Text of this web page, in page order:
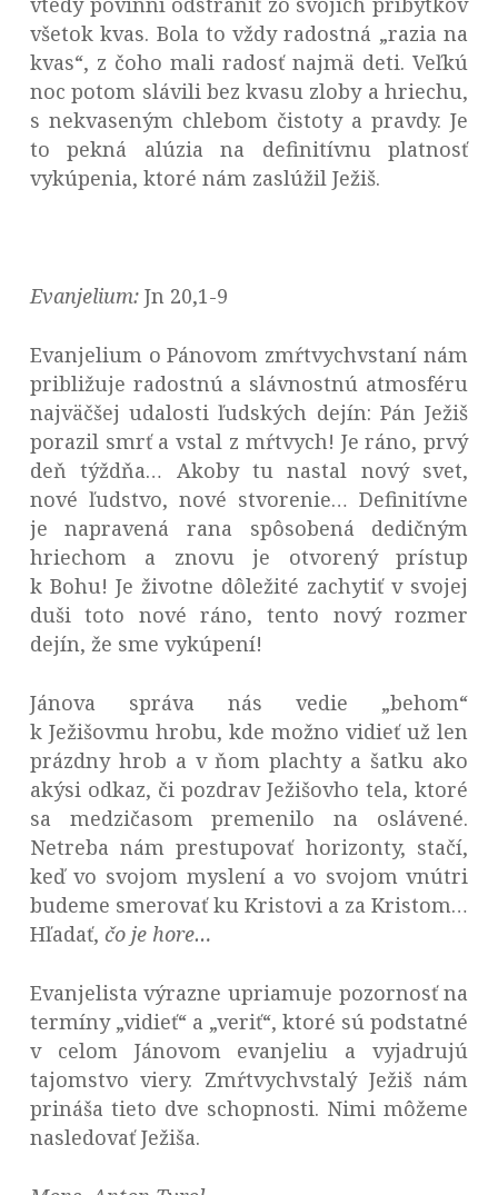
všetok kvas. Bola to vždy radostná „razia na
kvas“, z čoho mali radosť najmä deti. Veľkú
noc potom slávili bez kvasu zloby a hriechu,
s nekvaseným chlebom čistoty a pravdy. Je
to pekná alúzia na definitívnu platnosť
vykúpenia, ktoré nám zaslúžil Ježiš.
Evanjelium: Jn 20,1-9
Evanjelium o Pánovom zmŕtvychvstaní nám
približuje radostnú a slávnostnú atmosféru
najväčšej udalosti ľudských dejín: Pán Ježiš
porazil smrť a vstal z mŕtvych! Je ráno, prvý
deň týždňa… Akoby tu nastal nový svet,
nové ľudstvo, nové stvorenie… Definitívne
je napravená rana spôsobená dedičným
hriechom a znovu je otvorený prístup
k Bohu! Je životne dôležité zachytiť v svojej
duši toto nové ráno, tento nový rozmer
dejín, že sme vykúpení!
Jánova správa nás vedie „behom“
k Ježišovmu hrobu, kde možno vidieť už len
prázdny hrob a v ňom plachty a šatku ako
akýsi odkaz, či pozdrav Ježišovho tela, ktoré
sa medzičasom premenilo na oslávené.
Netreba nám prestupovať horizonty, stačí,
keď vo svojom myslení a vo svojom vnútri
budeme smerovať ku Kristovi a za Kristom…
Hľadať, čo je hore…
Evanjelista výrazne upriamuje pozornosť na
termíny „vidieť“ a „veriť“, ktoré sú podstatné
v celom Jánovom evanjeliu a vyjadrujú
tajomstvo viery. Zmŕtvychvstalý Ježiš nám
prináša tieto dve schopnosti. Nimi môžeme
nasledovať Ježiša.